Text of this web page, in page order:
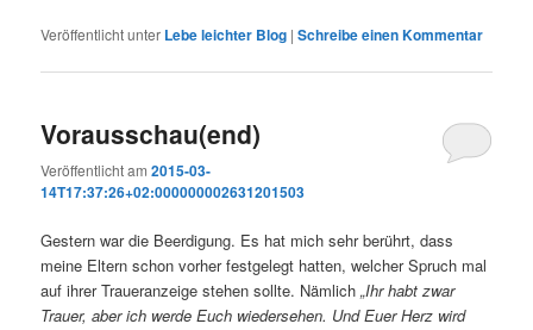
Veröffentlicht unter Lebe leichter Blog |Schreibe einen Kommentar
Vorausschau(end)
Veröffentlicht am2015-03-
14T17:37:26+02:000000002631201503
Gestern war die Beerdigung. Es hat mich sehr berührt, dass
meine Eltern schon vorher festgelegt hatten, welcher Spruch mal
auf ihrer Traueranzeige stehen sollte. Nämlich„Ihr habt zwar
Trauer, aber ich werde Euch wiedersehen. Und Euer Herz wird